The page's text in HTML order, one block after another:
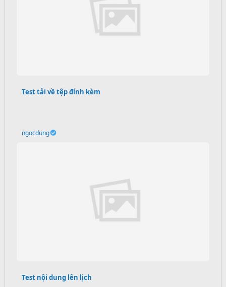
Test tải về tệp đính kèm
ngocdung
Test nội dung lên lịch